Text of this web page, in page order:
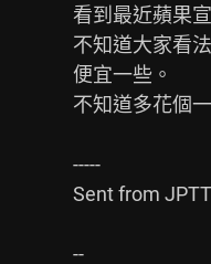
看到最近蘋果
不知道大家看
便宜一些。
不知道多花個
-----
Sent from